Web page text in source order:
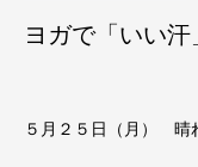
ヨガで「いい汗
５月２５日（月） 晴